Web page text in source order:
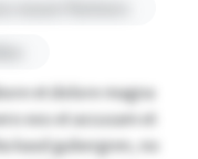
et dolore magna
eos et accusam et
kasd gubergren, no